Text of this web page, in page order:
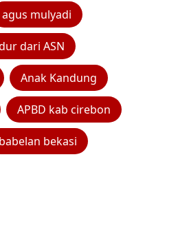
agus mulyadi
dari ASN
Anak Kandung
APBD kab cirebon
babelan bekasi